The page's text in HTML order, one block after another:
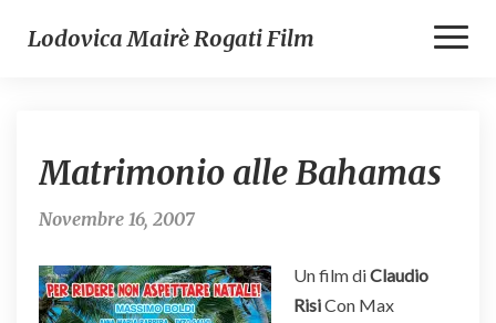
Lodovica Mairè Rogati Film
alle
Bahamas
Matrimonio alle Bahamas
Novembre 16, 2007
Un film diClaudio
RisiCon Max